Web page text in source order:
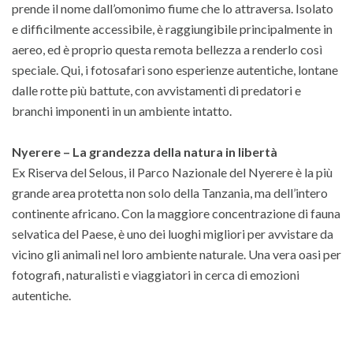
prende il nome dall’omonimo fiume che lo attraversa. Isolato
e difficilmente accessibile, è raggiungibile principalmente in
aereo, ed è proprio questa remota bellezza a renderlo così
speciale. Qui, i fotosafari sono esperienze autentiche, lontane
dalle rotte più battute, con avvistamenti di predatori e
branchi imponenti in un ambiente intatto.
Nyerere – La grandezza della natura in libertà
Ex Riserva del Selous, il Parco Nazionale del Nyerere è la più
grande area protetta non solo della Tanzania, ma dell’intero
continente africano. Con la maggiore concentrazione di fauna
selvatica del Paese, è uno dei luoghi migliori per avvistare da
vicino gli animali nel loro ambiente naturale. Una vera oasi per
fotografi, naturalisti e viaggiatori in cerca di emozioni
autentiche.